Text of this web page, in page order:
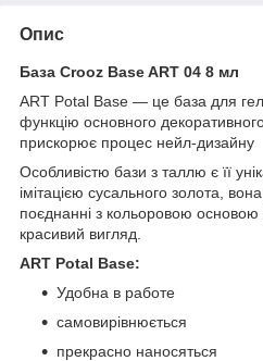
Опис
База Crooz Base ART 04 8 мл
ART Potal Base — це база для
функцію основного
прискорює процес нейл-дизайну
Особливістю бази з таллю є її
імітацією сусального золота,
поєднанні з кольоровою
красивий вигляд.
ART Potal Base:
Удобна в работе
самовирівнюється
прекрасно наносяться